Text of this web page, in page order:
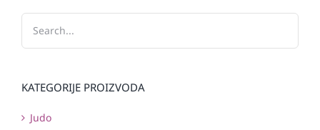
KATEGORIJE PROIZVODA
Judo